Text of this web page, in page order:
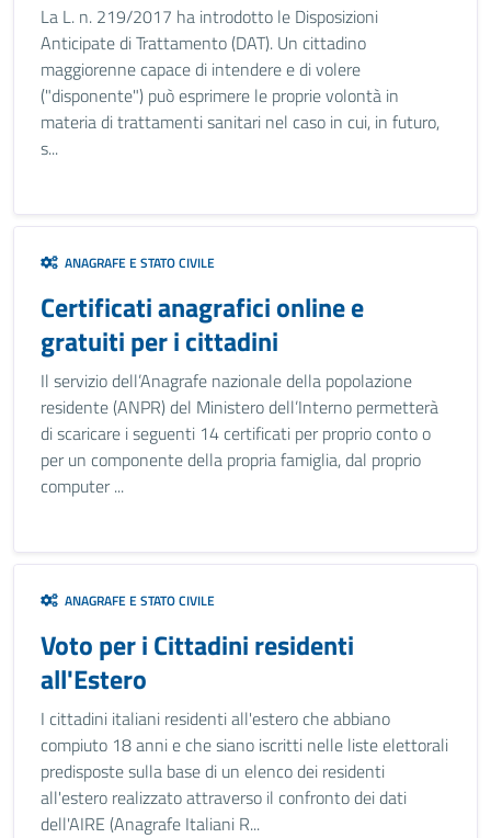
La L. n. 219/2017 ha introdotto le Disposizioni
Anticipate di Trattamento (DAT). Un cittadino
maggiorenne capace di intendere e di volere
("disponente") può esprimere le proprie volontà in
materia di trattamenti sanitari nel caso in cui, in futuro,
s...
ANAGRAFE E STATO CIVILE
Certificati anagrafici online e
gratuiti per i cittadini
Il servizio dell’Anagrafe nazionale della popolazione
residente (ANPR) del Ministero dell’Interno permetterà
di scaricare i seguenti 14 certificati per proprio conto o
per un componente della propria famiglia, dal proprio
computer ...
ANAGRAFE E STATO CIVILE
Voto per i Cittadini residenti
all'Estero
I cittadini italiani residenti all'estero che abbiano
compiuto 18 anni e che siano iscritti nelle liste elettorali
predisposte sulla base di un elenco dei residenti
all'estero realizzato attraverso il confronto dei dati
dell'AIRE (Anagrafe Italiani R...